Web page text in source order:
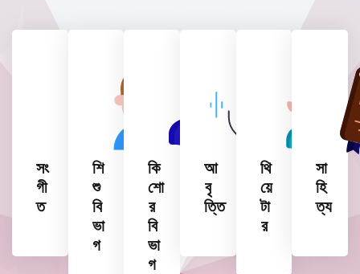
সং
গী
ত
শি
শু
বি
ভা
গ
কি
শো
র
বি
ভা
গ
আ
বৃ
ত্তি
থি
য়ে
টা
র
সা
হি
ত্য